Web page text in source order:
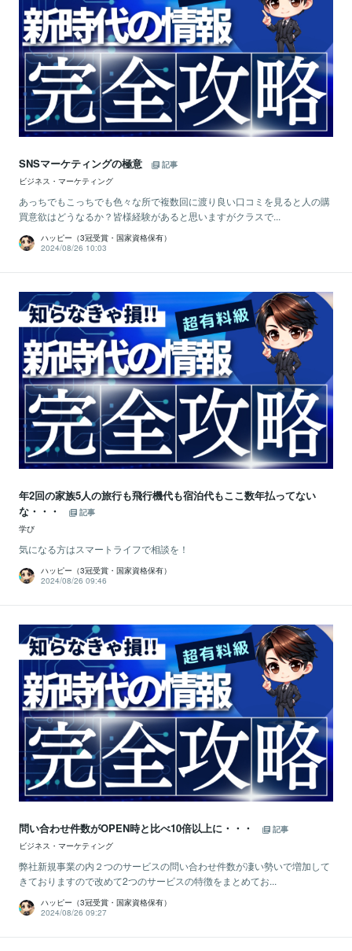
SNSマーケティングの極意
記事
ビジネス・マーケティング
あっちでもこっちでも色々な所で複数回に渡り良い口コミを見ると人の購
買意欲はどうなるか？皆様経験があると思いますがクラスで...
ハッピー（3冠受賞・国家資格保有）
2024/08/26 10:03
年2回の家族5人の旅行も飛行機代も宿泊代もここ数年払ってない
な・・・
記事
学び
気になる方はスマートライフで相談を！
ハッピー（3冠受賞・国家資格保有）
2024/08/26 09:46
問い合わせ件数がOPEN時と比べ10倍以上に・・・
記事
ビジネス・マーケティング
弊社新規事業の内２つのサービスの問い合わせ件数が凄い勢いで増加して
きておりますので改めて2つのサービスの特徴をまとめてお...
ハッピー（3冠受賞・国家資格保有）
2024/08/26 09:27